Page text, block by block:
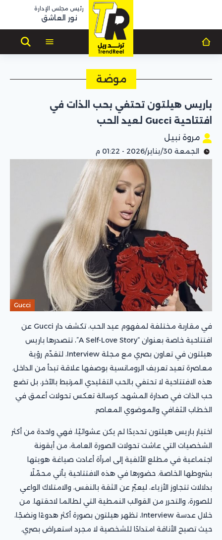
رئيس مجلس الإدارة
نور العاشق
موضة
باريس هيلتون تحتفي بحب الذات في
افتتاحية Gucci لعيد الحب
مروة نبيل
الجمعة 30/يناير/2026 - 01:22 م
Gucci
في مقاربة مختلفة لمفهوم عيد الحب، تكشف دار Gucci عن
افتتاحية خاصة بعنوان “A Self-Love Story”، تتصدرها باريس
هيلتون في تعاون بصري مع مجلة Interview، لتقدّم رؤية
معاصرة تعيد تعريف الرومانسية بوصفها علاقة تبدأ من الداخل.
هذه الافتتاحية لا تحتفي بالحب التقليدي المرتبط بالآخر، بل تضع
حب الذات في صدارة المشهد، كرسالة تعكس تحولات أعمق في
الخطاب الثقافي والموضوي المعاصر.
اختيار باريس هيلتون تحديدًا لم يكن عشوائيًا، فهي واحدة من أكثر
الشخصيات التي عاشت تحولات الصورة العامة، من أيقونة
اجتماعية في مطلع الألفية إلى امرأة أعادت صياغة هويتها
بشروطها الخاصة. حضورها في هذه الافتتاحية يأتي محمّلًا
بدلالات تتجاوز الأزياء، ليعبّر عن الثقة بالنفس، والامتلاك الواعي
للصورة، والتحرر من القوالب النمطية التي لطالما لاحقتها. من
خلال عدسة Interview، تظهر هيلتون بصورة أكثر هدوءًا ونضجًا،
حيث تصبح الأناقة امتدادًا للشخصية لا مجرد استعراض بصري.